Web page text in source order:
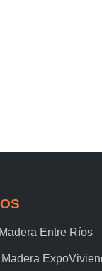
Entre Ríos
Madera